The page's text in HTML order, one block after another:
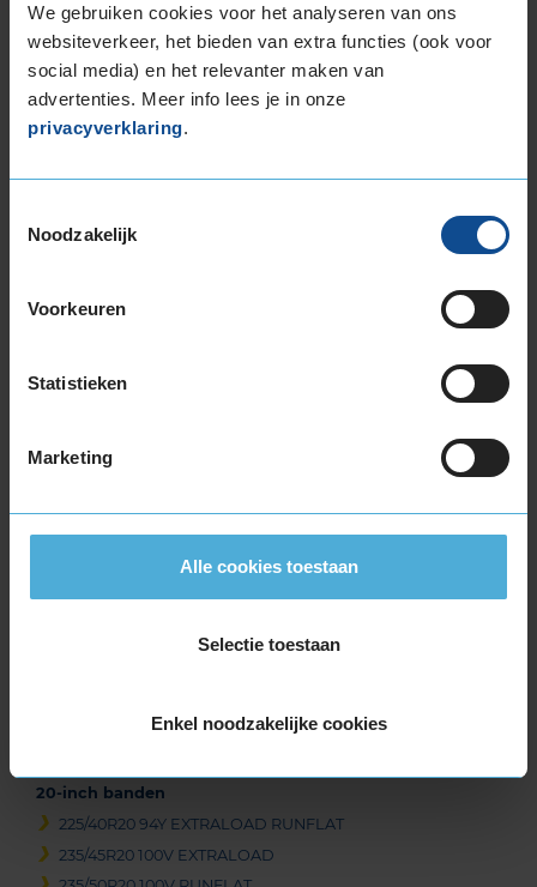
We gebruiken cookies voor het analyseren van ons
websiteverkeer, het bieden van extra functies (ook voor
social media) en het relevanter maken van
advertenties. Meer info lees je in onze
privacyverklaring.
Noodzakelijk
Voorkeuren
Statistieken
Marketing
Alle cookies toestaan
Selectie toestaan
Enkel noodzakelijke cookies
225/55R19 99V
235/45R19 95V RUNFLAT
235/50R19 103Y EXTRALOAD
235/55R19 101V
235/55R19 101V RUNFLAT
245/50R19 105W EXTRALOAD
255/45R19 100V
255/50R19 103Y
255/50R19 107Y EXTRALOAD
255/55R19 111V EXTRALOAD
255/55R19 111Y EXTRALOAD
285/45R19 111W EXTRALOAD
20-inch banden
225/40R20 94Y EXTRALOAD RUNFLAT
235/45R20 100V EXTRALOAD